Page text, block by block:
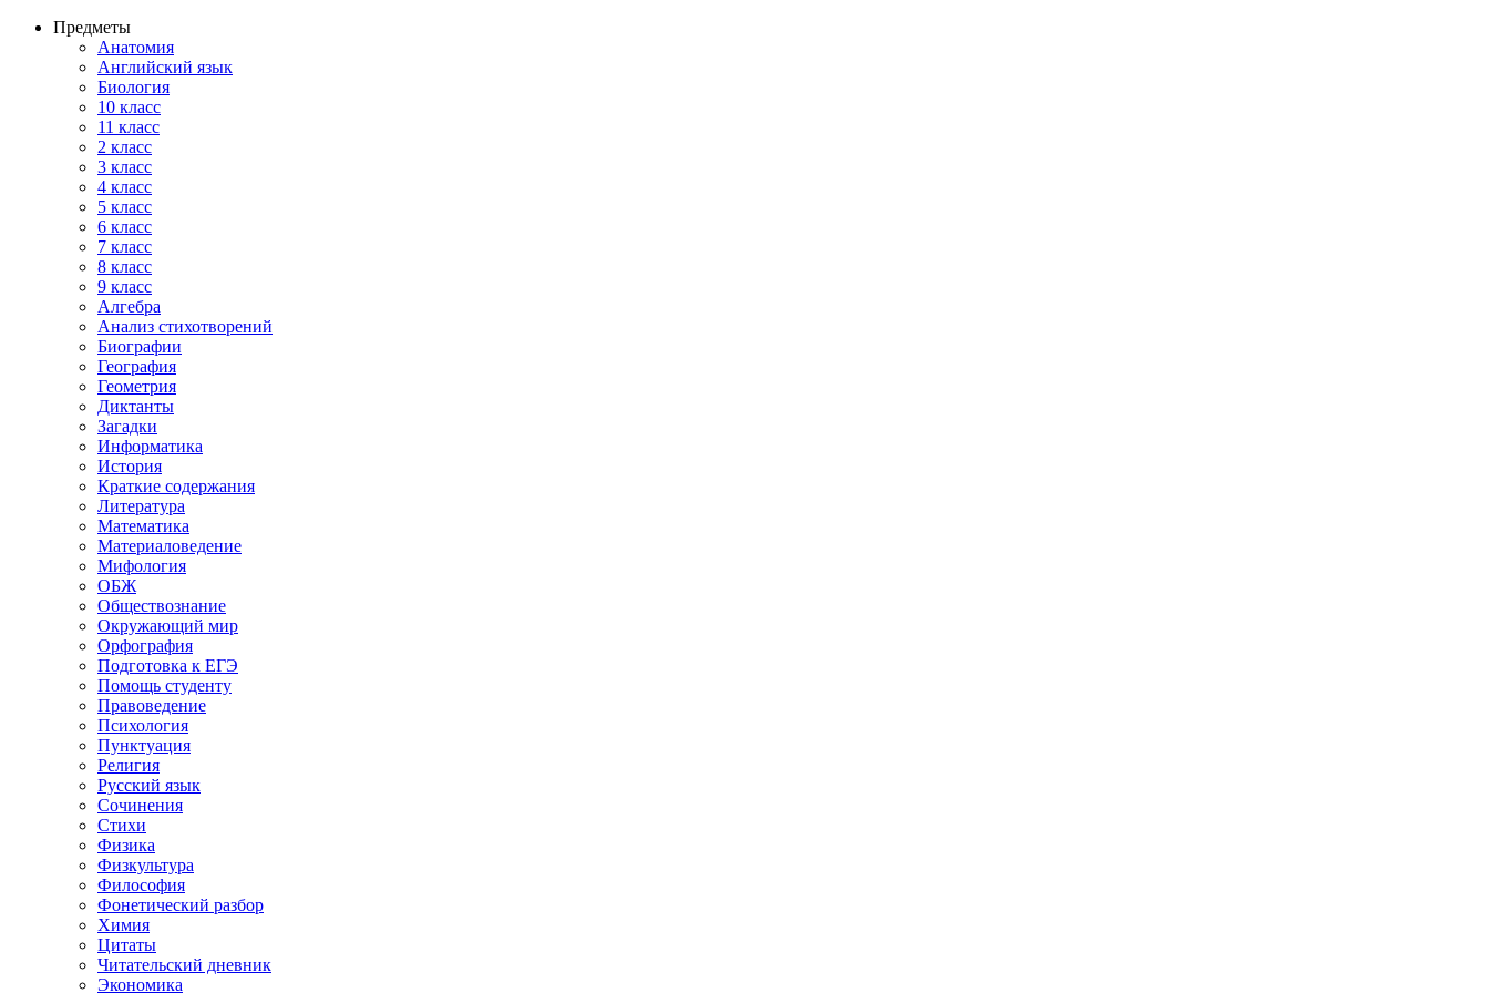
Предметы
Анатомия
Английский язык
Биология
10 класс
11 класс
2 класс
3 класс
4 класс
5 класс
6 класс
7 класс
8 класс
9 класс
Алгебра
Анализ стихотворений
Биографии
География
Геометрия
Диктанты
Загадки
Информатика
История
Краткие содержания
Литература
Математика
Материаловедение
Мифология
ОБЖ
Обществознание
Окружающий мир
Орфография
Подготовка к ЕГЭ
Помощь студенту
Правоведение
Психология
Пунктуация
Религия
Русский язык
Сочинения
Стихи
Физика
Физкультура
Философия
Фонетический разбор
Химия
Цитаты
Читательский дневник
Экономика